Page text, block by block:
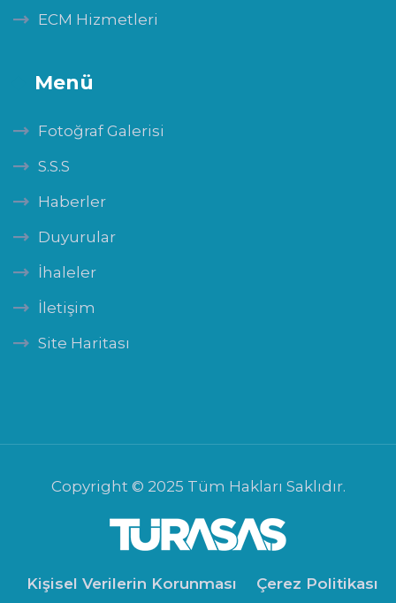
ECM Hizmetleri
Menü
Fotoğraf Galerisi
S.S.S
Haberler
Duyurular
İhaleler
İletişim
Site Haritası
Copyright © 2025 Tüm Hakları Saklıdır.
Kişisel Verilerin Korunması Çerez Politikası